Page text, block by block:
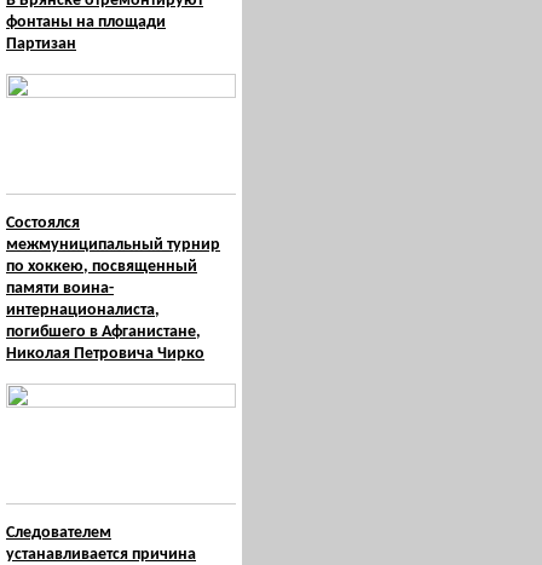
фонтаны на площади
Партизан
Состоялся
межмуниципальный турнир
по хоккею, посвященный
памяти воина-
интернационалиста,
погибшего в Афганистане,
Николая Петровича Чирко
Следователем
устанавливается причина